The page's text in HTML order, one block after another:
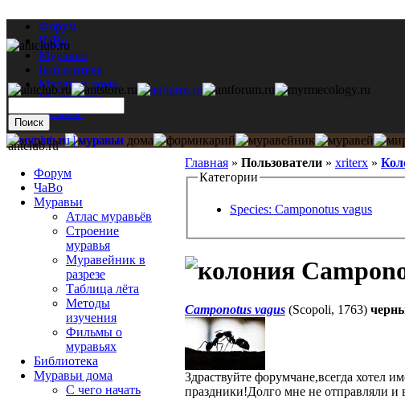
Форум
ЧаВо
Муравьи
Библиотека
Муравьи дома
Мастерская
Каталог
Главная » Пользователи » xriterx »
Категории
Species: Camponotus vagus
Camponotus vagus (Scopoli, 1763)
Здраствуйте форумчане,всегда хотел
праздники!Долго мне не отправляли
antclub.ru
Форум
ЧаВо
Муравьи
Атлас муравьёв
Строение
муравья
Муравейник в
разрезе
Таблица лёта
Методы
изучения
Фильмы о
муравьях
Библиотека
Муравьи дома
С чего начать